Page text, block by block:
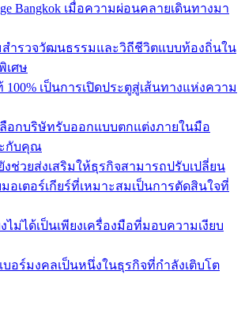
Bangkok เมื่อความผ่อนคลายเดินทางมา
สำรวจวัฒนธรรมและวิถีชีวิตแบบท้องถิ่นใน
เศษ
100% เป็นการเปิดประตูสู่เส้นทางแห่งความ
ลือกบริษัทรับออกแบบตกแต่งภายในมือ
กับคุณ
ยังช่วยส่งเสริมให้ธุรกิจสามารถปรับเปลี่ยน
อเตอร์เกียร์ที่เหมาะสมเป็นการตัดสินใจที่
ไม่ได้เป็นเพียงเครื่องมือที่มอบความเงียบ
บอร์มงคลเป็นหนึ่งในธุรกิจที่กำลังเติบโต